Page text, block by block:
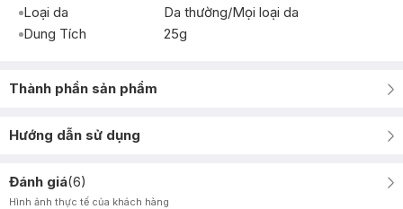
Loại da
Da thường/Mọi loại da
Dung Tích
25g
Thành phần sản phẩm
Hướng dẫn sử dụng
Đánh giá(6)
Hình ảnh thực tế của khách hàng